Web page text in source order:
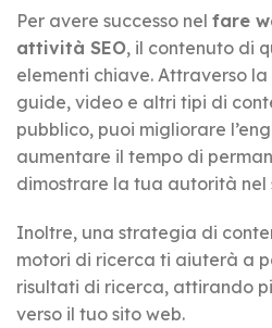
Per avere successo nel fare
attività SEO, il contenuto di
elementi chiave. Attraverso
guide, video e altri tipi di
pubblico, puoi migliorare
aumentare il tempo di
dimostrare la tua autorità nel
Inoltre, una strategia di
motori di ricerca ti aiuterà a
risultati di ricerca, attirando
verso il tuo sito web.